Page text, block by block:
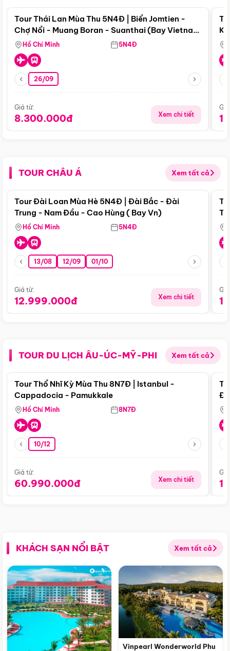
Tour Thái Lan Mùa Thu 5N4Đ | Biển Jomtien -
Chợ Nổi - Muang Boran - Suanthai (Bay Vietnam
Airlines)
Hồ Chí Minh 5N4Đ
26/09
Giá từ:
8.300.000đ Xem chi tiết
TOUR CHÂU Á Xem tất cả
Điểm nổi bật
Tour Đài Loan Mùa Hè 5N4Đ | Đài Bắc - Đài
Trung - Nam Đầu - Cao Hùng ( Bay Vn)
Hồ Chí Minh 5N4Đ
13/08 12/09 01/10
Giá từ:
12.999.000đ Xem chi tiết
TOUR DU LỊCH ÂU-ÚC-MỸ-PHI Xem tất cả
Điểm nổi bật
Tour Thổ Nhĩ Kỳ Mùa Thu 8N7Đ | Istanbul -
Cappadocia - Pamukkale
Hồ Chí Minh 8N7Đ
10/12
Giá từ:
60.990.000đ Xem chi tiết
KHÁCH SẠN NỔI BẬT Xem tất cả
Vinpearl Wonderworld Phu